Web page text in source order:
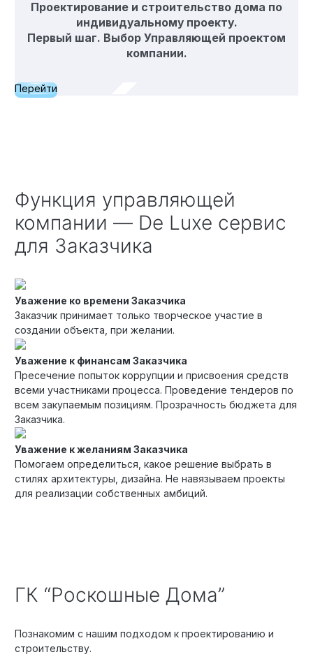
Проектирование и строительство дома по
индивидуальному проекту.
Первый шаг. Выбор Управляющей проектом
компании.
Перейти
Функция управляющей
компании — De Luxe сервис
для Заказчика
Уважение ко времени Заказчика
Заказчик принимает только творческое участие в
создании объекта, при желании.
Уважение к финансам Заказчика
Пресечение попыток коррупции и присвоения средств
всеми участниками процесса. Проведение тендеров по
всем закупаемым позициям. Прозрачность бюджета для
Заказчика.
Уважение к желаниям Заказчика
Помогаем определиться, какое решение выбрать в
стилях архитектуры, дизайна. Не навязываем проекты
для реализации собственных амбиций.
ГК “Роскошные Дома”
Познакомим с нашим подходом к проектированию и
строительству.